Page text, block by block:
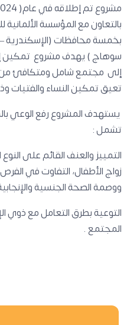
بالتعاون مع المؤسسة
بخمسة محافظات (الإسكندرية –
سوهاج ) يهدف مشروع تمكين
إلى مجتمع شامل ومتكافئ من
تعيق تمكين النساء والفتيات
يستهدف المشروع رفع الوعي
تشمل :
التمييز والعنف القائم على
زواج الأطفال، التفاوت في
ووصمة الصحة الجنسية
التوعية بطرق التعامل مع ذوي
المجتمع .